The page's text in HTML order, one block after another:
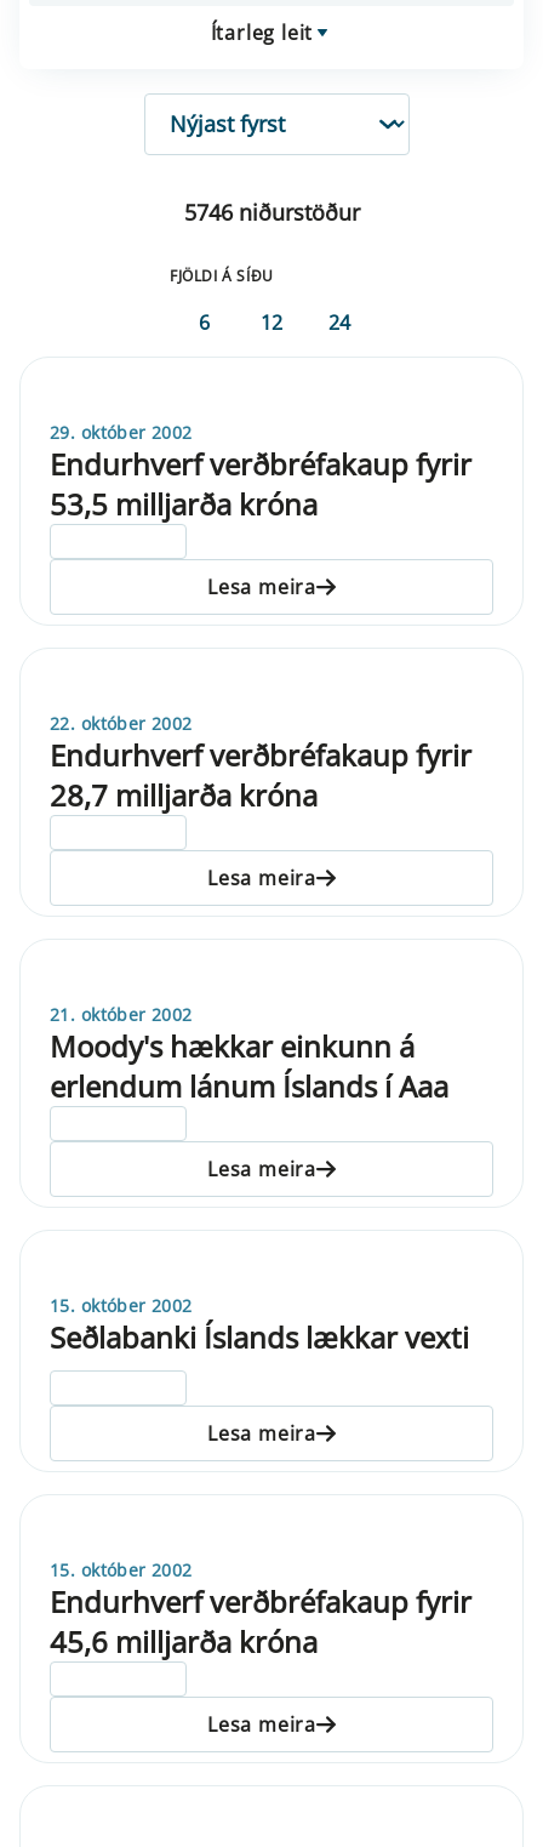
Ítarleg leit
RÖÐUN
5746 niðurstöður
FJÖLDI Á SÍÐU
6 12 24
29. október 2002
Endurhverf verðbréfakaup fyrir
53,5 milljarða króna
Lesa meira
22. október 2002
Endurhverf verðbréfakaup fyrir
28,7 milljarða króna
Lesa meira
21. október 2002
Moody's hækkar einkunn á
erlendum lánum Íslands í Aaa
Lesa meira
15. október 2002
Seðlabanki Íslands lækkar vexti
Lesa meira
15. október 2002
Endurhverf verðbréfakaup fyrir
45,6 milljarða króna
Lesa meira